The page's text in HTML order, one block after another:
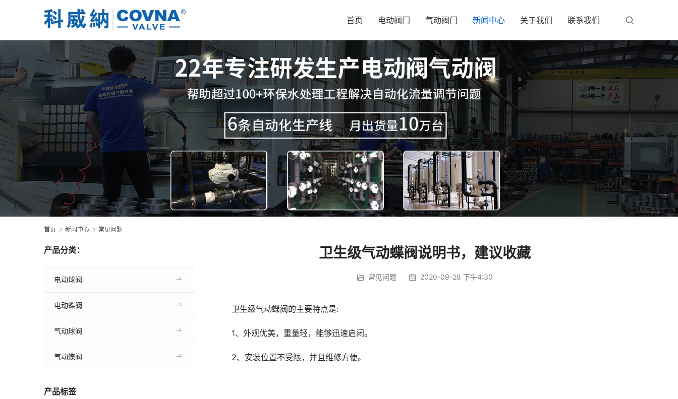
首页 电动阀门 气动阀门 新闻中心 关于我们 联系我们
首页 新闻中心 常见问题
卫生级气动蝶阀说明书，建议收藏
常见问题 2020-09-28 下午4:30
卫生级气动蝶阀的主要特点是:
1、外观优美，重量轻，能够迅速启闭。
2、安装位置不受限，并且维修方便。
产品分类：
电动球阀
电动蝶阀
气动球阀
气动蝶阀
产品标签